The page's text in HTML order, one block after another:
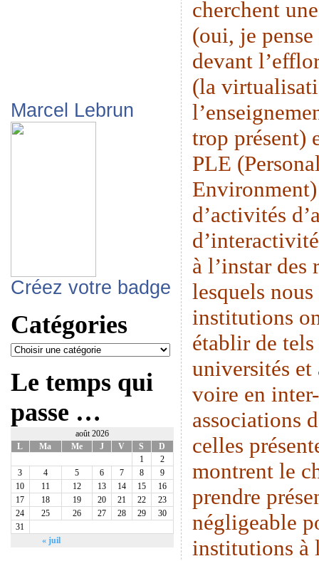
Marcel Lebrun
Créez votre badge
Catégories
Le temps qui
passe …
août 2026
L
Ma Me J V S D
« juil
1
2
3
4 5 6 7 8
9
10
11 12 13 14 15
16
17
18 19 20 21 22
23
24
25 26 27 28 29
30
31
cherchent
(oui, je pense
devant
(la
trop présent)
PLE
d’activités
à l’instar des
lesquels
institutions
établir de tels
universités et
voire en
associations
celles
montrent le
prendre
négligeable
institutions à